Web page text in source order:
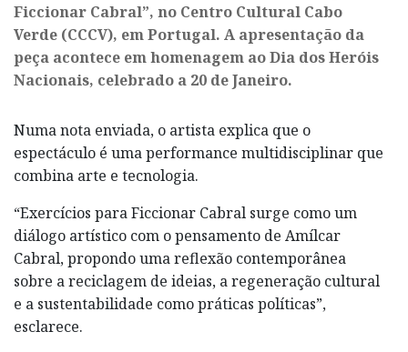
Ficcionar Cabral”, no Centro Cultural Cabo
Verde (CCCV), em Portugal. A apresentação da
peça acontece em homenagem ao Dia dos Heróis
Nacionais, celebrado a 20 de Janeiro.
Numa nota enviada, o artista explica que o
espectáculo é uma performance multidisciplinar que
combina arte e tecnologia.
“Exercícios para Ficcionar Cabral surge como um
diálogo artístico com o pensamento de Amílcar
Cabral, propondo uma reflexão contemporânea
sobre a reciclagem de ideias, a regeneração cultural
e a sustentabilidade como práticas políticas”,
esclarece.